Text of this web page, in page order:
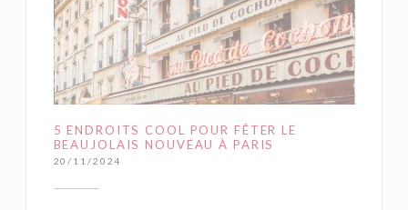
5 ENDROITS COOL POUR FÊTER LE
BEAUJOLAIS NOUVEAU À PARIS
20/11/2024